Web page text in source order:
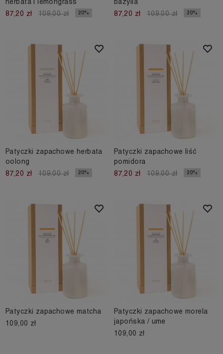
87,20 zł
109,00 zł 20%
87,20 zł
109,00 zł 20%
Patyczki zapachowe herbata
oolong
87,20 zł
109,00 zł 20%
Patyczki zapachowe liść
pomidora
87,20 zł
109,00 zł 20%
Patyczki zapachowe matcha
109,00 zł
Patyczki zapachowe morela
japońska / ume
109,00 zł